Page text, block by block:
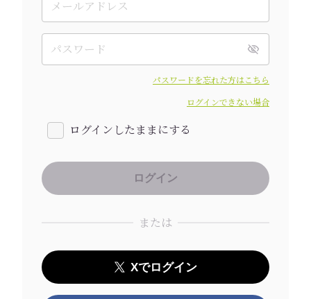
パスワードを忘れた方はこちら
ログインできない場合
ログインしたままにする
または
Xでログイン